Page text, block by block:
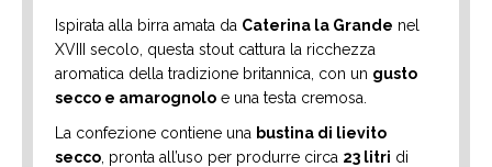
Ispirata alla birra amata da Caterina la Grande nel
XVIII secolo, questa stout cattura la ricchezza
aromatica della tradizione britannica, con un gusto
secco e amarognolo e una testa cremosa.
La confezione contiene una bustina di lievito
secco , pronta all’uso per produrre circa 23 litri di